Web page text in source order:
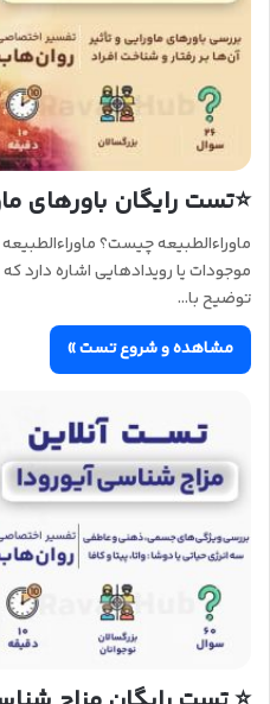
⭐تست رایگان باورهای
موجودات یا رویدادهایی اشاره دارد
توضیح با…
مشاهده و شروع تست »